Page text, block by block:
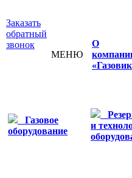
Заказать
обратный
звонок
МЕНЮ
О
Газовое
оборудование
и